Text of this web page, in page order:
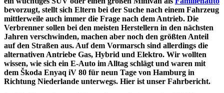
bevorzugt, stellt sich Eltern bei der Suche nach einem Fahrzeug
mittlerweile auch immer die Frage nach dem Antrieb. Die
Verbrenner sollen bei den meisten Herstellern in den nächsten
Jahren verschwinden, machen aber noch den größten Anteil
auf den Straßen aus. Auf dem Vormarsch sind allerdings die
alternativen Antriebe Gas, Hybrid und Elektro. Wir wollten
wissen, wie sich ein E-Auto im Alltag schlägt und waren mit
dem Škoda Enyaq iV 80 für neun Tage von Hamburg in
Richtung Niederlande unterwegs. Hier ist unser Fahrbericht.